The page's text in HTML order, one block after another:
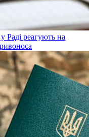
реагують на